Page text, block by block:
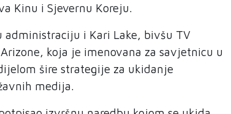
Kinu i Sjevernu Koreju.
administraciju i Kari Lake, bivšu TV
koja je imenovana za savjetnicu u
šire strategije za ukidanje
medija.